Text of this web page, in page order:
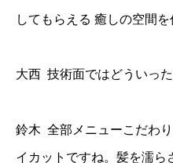
してもらえる 癒しの空間を
大西 技術面ではどういっ
鈴木 全部メニューこだわ
イカットですね。髪を濡ら